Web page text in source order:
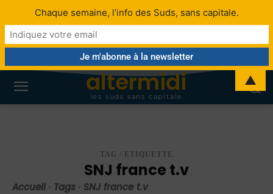
altermidi
les suds sans capitale
TAG / ETIQUETTE
SNJ france t.v
Accueil Tags SNJ france t.v
Chaque semaine, l’info des Suds, sans capitale.
▲